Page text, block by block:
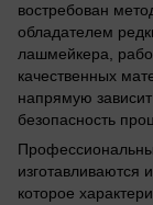
востребован
обладателем
лашмейкера,
качественных
напрямую зависит
безопасность
изготавливаются
которое